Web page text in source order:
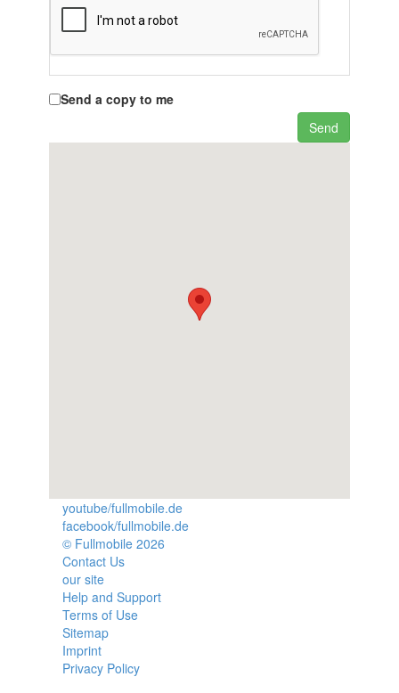
Send a copy to me
Send
youtube/fullmobile.de
facebook/fullmobile.de
© Fullmobile 2026
Contact Us
our site
Help and Support
Terms of Use
Sitemap
Imprint
Privacy Policy